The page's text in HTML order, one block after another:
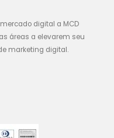
digital a MCD
áreas a elevarem seu
marketing digital.